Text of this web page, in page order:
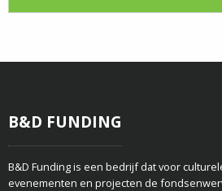
B&D FUNDING
B&D Funding is een bedrijf dat voor
evenementen en projecten de